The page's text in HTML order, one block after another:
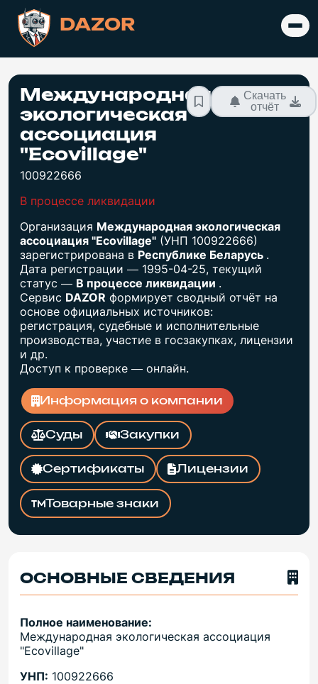
DAZOR
Международная
экологическая
ассоциация
"Есоvillаgе"
100922666
Скачать
отчёт
В процессе ликвидации
Организация Международная экологическая
ассоциация "Есоvillаgе" (УНП 100922666)
зарегистрирована в Республике Беларусь .
Дата регистрации — 1995-04-25, текущий
статус — В процессе ликвидации .
Сервис DAZOR формирует сводный отчёт на
основе официальных источников:
регистрация, судебные и исполнительные
производства, участие в госзакупках, лицензии
и др.
Доступ к проверке — онлайн.
Информация о компании
Суды Закупки
Сертификаты Лицензии
Товарные знаки
ОСНОВНЫЕ СВЕДЕНИЯ
Полное наименование:
Международная экологическая ассоциация
"Есоvillаgе"
УНП: 100922666